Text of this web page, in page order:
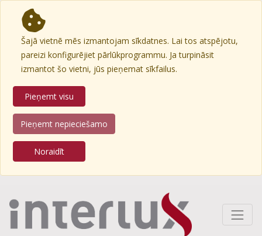
Šajā vietnē mēs izmantojam sīkdatnes. Lai tos atspējotu,
pareizi konfigurējiet pārlūkprogrammu. Ja turpināsit
izmantot šo vietni, jūs pieņemat sīkfailus.
Pieņemt visu
Pieņemt nepieciešamo
Noraidīt